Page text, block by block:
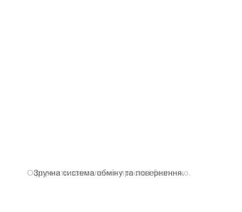
Оформити замовлення просто і безпечно.